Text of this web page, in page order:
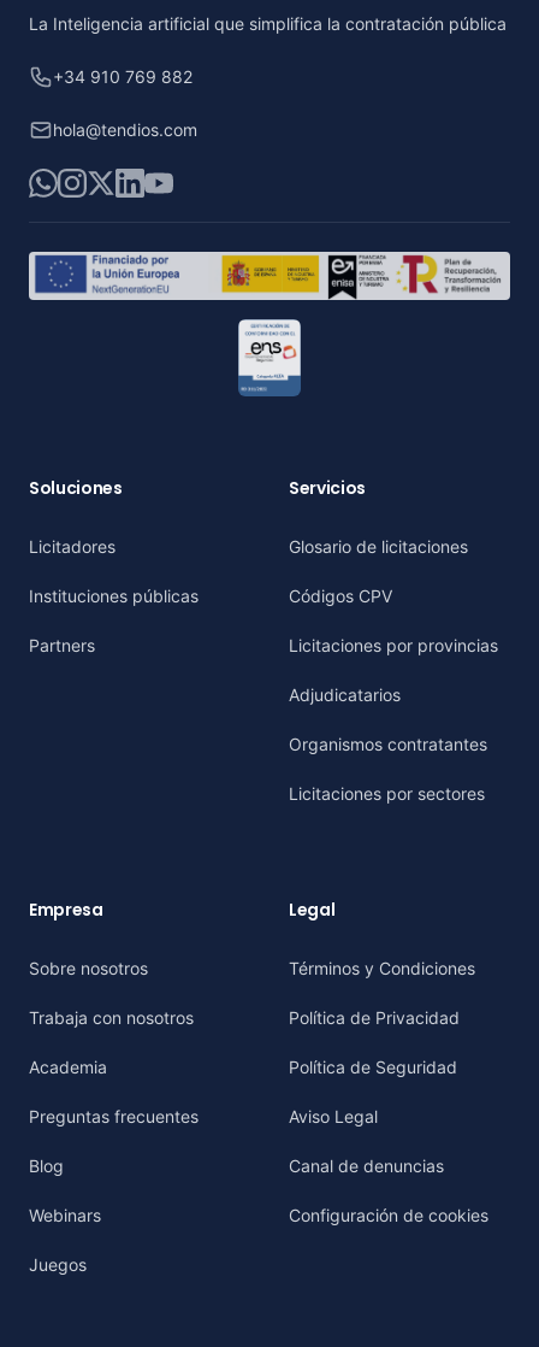
La Inteligencia artificial que simplifica la contratación pública
+34 910 769 882
hola@tendios.com
WhatsApp
Instagram
X LinkedIn
YouTube
Soluciones
Licitadores
Instituciones públicas
Partners
Servicios
Glosario de licitaciones
Códigos CPV
Licitaciones por provincias
Adjudicatarios
Organismos contratantes
Licitaciones por sectores
Empresa
Sobre nosotros
Trabaja con nosotros
Academia
Preguntas frecuentes
Blog
Webinars
Juegos
Legal
Términos y Condiciones
Política de Privacidad
Política de Seguridad
Aviso Legal
Canal de denuncias
Configuración de cookies